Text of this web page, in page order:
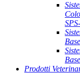
Prodotti